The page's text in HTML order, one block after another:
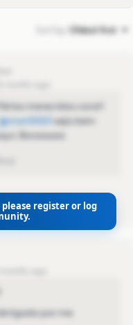
Oldest first
merecidas cara!!
@mari2023
seja bem
Boraaaaa
por me
register or log